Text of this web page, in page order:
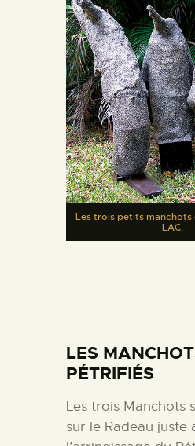
Les trois petits manchots
LAC.
LES
PÉTRIFIÉS
Les trois Manchots
sur le Radeau juste